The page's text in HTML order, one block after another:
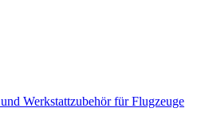
Werkstattzubehör für Flugzeuge